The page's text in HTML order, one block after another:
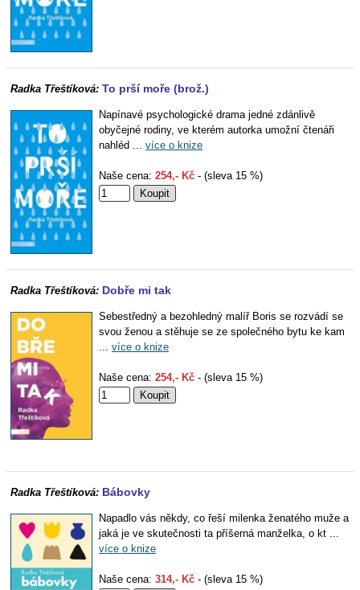
Radka Třeštíková: To prší moře (brož.)
Napínavé psychologické drama jedné zdánlivě
obyčejné rodiny, ve kterém autorka umožní čtenáři
nahléd ... více o knize
Naše cena: 254,- Kč - (sleva 15 %)
Radka Třeštíková: Dobře mi tak
Sebestředný a bezohledný malíř Boris se rozvádí se
svou ženou a stěhuje se ze společného bytu ke kam
... více o knize
Naše cena: 254,- Kč - (sleva 15 %)
Radka Třeštíková: Bábovky
Napadlo vás někdy, co řeší milenka ženatého muže a
jaká je ve skutečnosti ta příšerná manželka, o kt ...
více o knize
Naše cena: 314,- Kč - (sleva 15 %)